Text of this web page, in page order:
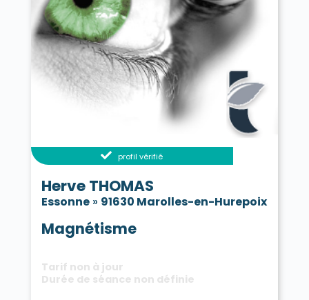
profil vérifié
Herve THOMAS
Essonne» 91630 Marolles-en-Hurepoix
Magnétisme
Tarif non à jour
Durée de séance non définie